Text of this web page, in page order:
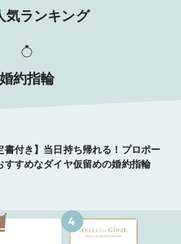
気ランキング
婚約指輪
書付き】当日持ち帰れる！プロポー
すすめなダイヤ仮留めの婚約指輪
4